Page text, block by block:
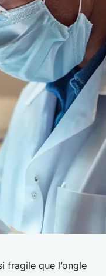
fragile que l’ongle